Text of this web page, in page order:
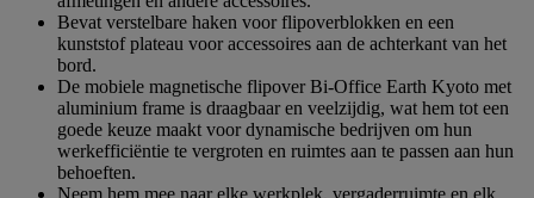
Bevat verstelbare haken voor flipoverblokken en een
kunststof plateau voor accessoires aan de achterkant van het
bord.
De mobiele magnetische flipover Bi-Office Earth Kyoto met
aluminium frame is draagbaar en veelzijdig, wat hem tot een
goede keuze maakt voor dynamische bedrijven om hun
werkefficiëntie te vergroten en ruimtes aan te passen aan hun
behoeften.